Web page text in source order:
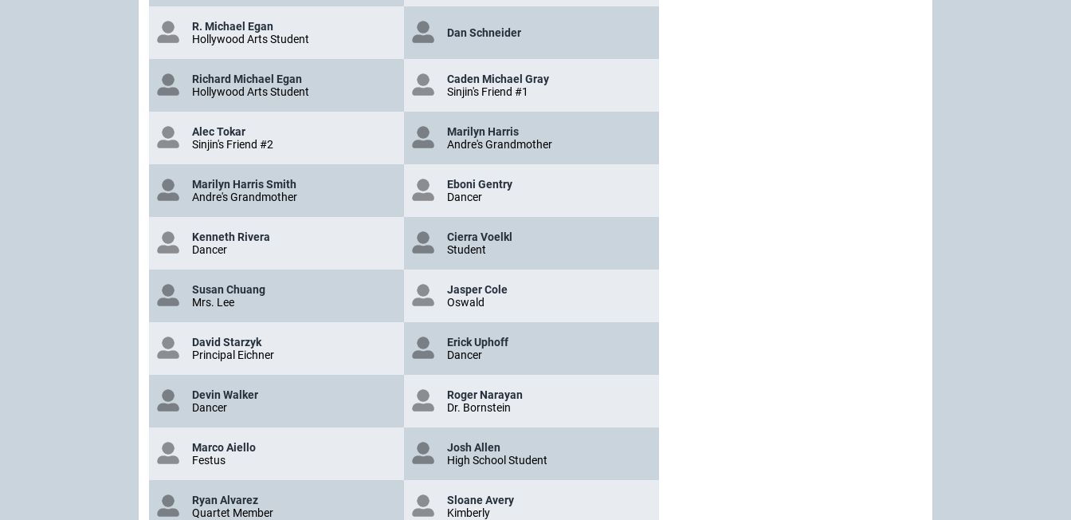
R. Michael Egan
Hollywood Arts Student
Dan Schneider
Richard Michael Egan
Hollywood Arts Student
Caden Michael Gray
Sinjin's Friend #1
Alec Tokar
Sinjin's Friend #2
Marilyn Harris
Andre's Grandmother
Marilyn Harris Smith
Andre's Grandmother
Eboni Gentry
Dancer
Kenneth Rivera
Dancer
Cierra Voelkl
Student
Susan Chuang
Mrs. Lee
Jasper Cole
Oswald
David Starzyk
Principal Eichner
Erick Uphoff
Dancer
Devin Walker
Dancer
Roger Narayan
Dr. Bornstein
Marco Aiello
Festus
Josh Allen
High School Student
Ryan Alvarez
Quartet Member
Sloane Avery
Kimberly